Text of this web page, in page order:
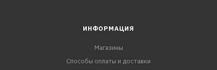
ИНФОРМАЦИЯ
Магазины
Способы оплаты и доставки